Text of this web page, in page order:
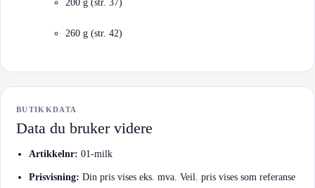
200 g (str. 37)
260 g (str. 42)
BUTIKKDATA
Data du bruker videre
Artikkelnr: 01-milk
Prisvisning: Din pris vises eks. mva. Veil. pris vises som referanse